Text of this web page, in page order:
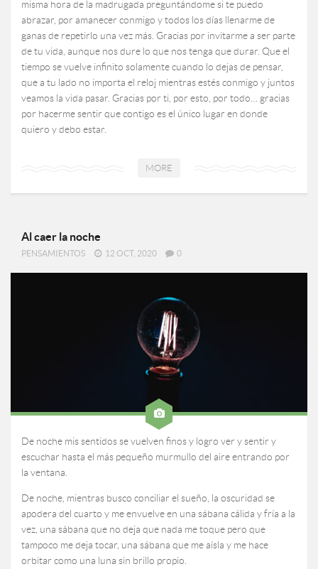
misma hora de la madrugada preguntándome si te puedo
abrazar, por amanecer conmigo y todos los días llenarme de
ganas de repetirlo una vez más. Gracias por invitarme a ser parte
de tu vida, aunque nos dure lo que nos tenga que durar. Que el
tiempo se vuelve infinito solamente cuando lo dejas de pensar,
que a tu lado no importa el reloj mientras estés conmigo y juntos
veamos la vida pasar. Gracias por ti, por esto, por todo… gracias
por hacerme sentir que contigo es el único lugar en donde
quiero y debo estar.
MORE
Al caer la noche
PENSAMIENTOS 12 OCT, 2020 0
De noche mis sentidos se vuelven finos y logro ver y sentir y
escuchar hasta el más pequeño murmullo del aire entrando por
la ventana.
De noche, mientras busco conciliar el sueño, la oscuridad se
apodera del cuarto y me envuelve en una sábana cálida y fría a la
vez, una sábana que no deja que nada me toque pero que
tampoco me deja tocar, una sábana que me aísla y me hace
orbitar como una luna sin brillo propio.